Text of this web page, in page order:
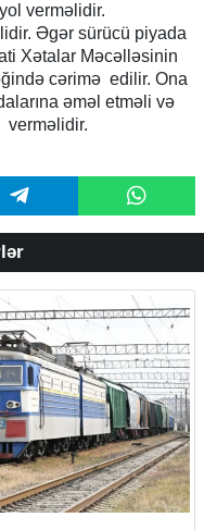
verməlidir.
Əgər sürücü piyada
Xətalar Məcəlləsinin
cərimə edilir. Ona
əməl etməli və
verməlidir.